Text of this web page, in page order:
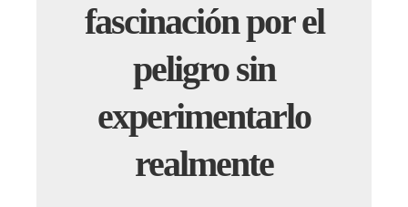
fascinación por el
peligro sin
experimentarlo
realmente